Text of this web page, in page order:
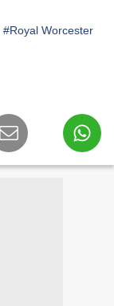
#Royal Worcester